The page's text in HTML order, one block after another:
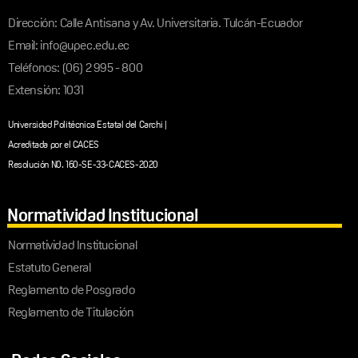
Dirección: Calle Antisana y Av. Universitaria. Tulcán-Ecuador
Email: info@upec.edu.ec
Teléfonos: (06) 2 995 - 800
Extensión: 1031
Universidad Politécnica Estatal del Carchi |
Acreditada por el CACES
Resolución N0. 160-SE-33-CACES-2020
Normatividad Institucional
Normatividad Institucional
Estatuto General
Reglamento de Posgrado
Reglamento de Titulación